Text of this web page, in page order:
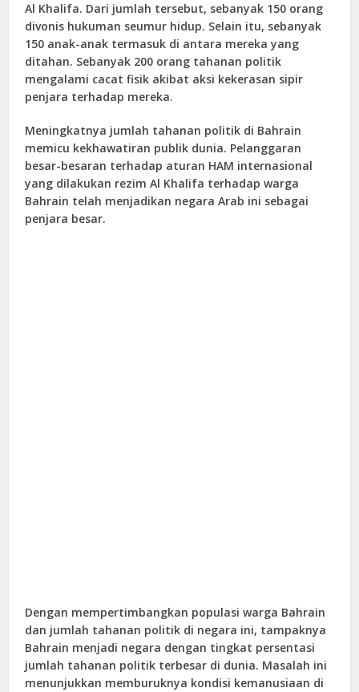
Al Khalifa. Dari jumlah tersebut, sebanyak 150 orang
divonis hukuman seumur hidup. Selain itu, sebanyak
150 anak-anak termasuk di antara mereka yang
ditahan. Sebanyak 200 orang tahanan politik
mengalami cacat fisik akibat aksi kekerasan sipir
penjara terhadap mereka.
Meningkatnya jumlah tahanan politik di Bahrain
memicu kekhawatiran publik dunia. Pelanggaran
besar-besaran terhadap aturan HAM internasional
yang dilakukan rezim Al Khalifa terhadap warga
Bahrain telah menjadikan negara Arab ini sebagai
penjara besar.
Dengan mempertimbangkan populasi warga Bahrain
dan jumlah tahanan politik di negara ini, tampaknya
Bahrain menjadi negara dengan tingkat persentasi
jumlah tahanan politik terbesar di dunia. Masalah ini
menunjukkan memburuknya kondisi kemanusiaan di